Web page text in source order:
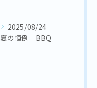
2025/08/24
夏の恒例 BBQ